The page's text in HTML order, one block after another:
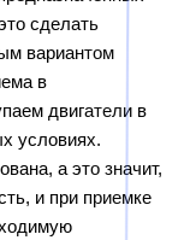
сделать
вариантом
в
двигатели в
условиях.
а это значит,
и при приемке